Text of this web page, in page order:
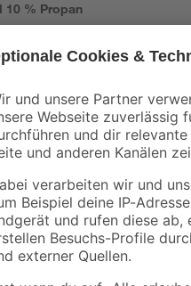
10 % Propan
Gas unter Druck; kann bei
gelangen. Von Hitze,
alle Zündquellen